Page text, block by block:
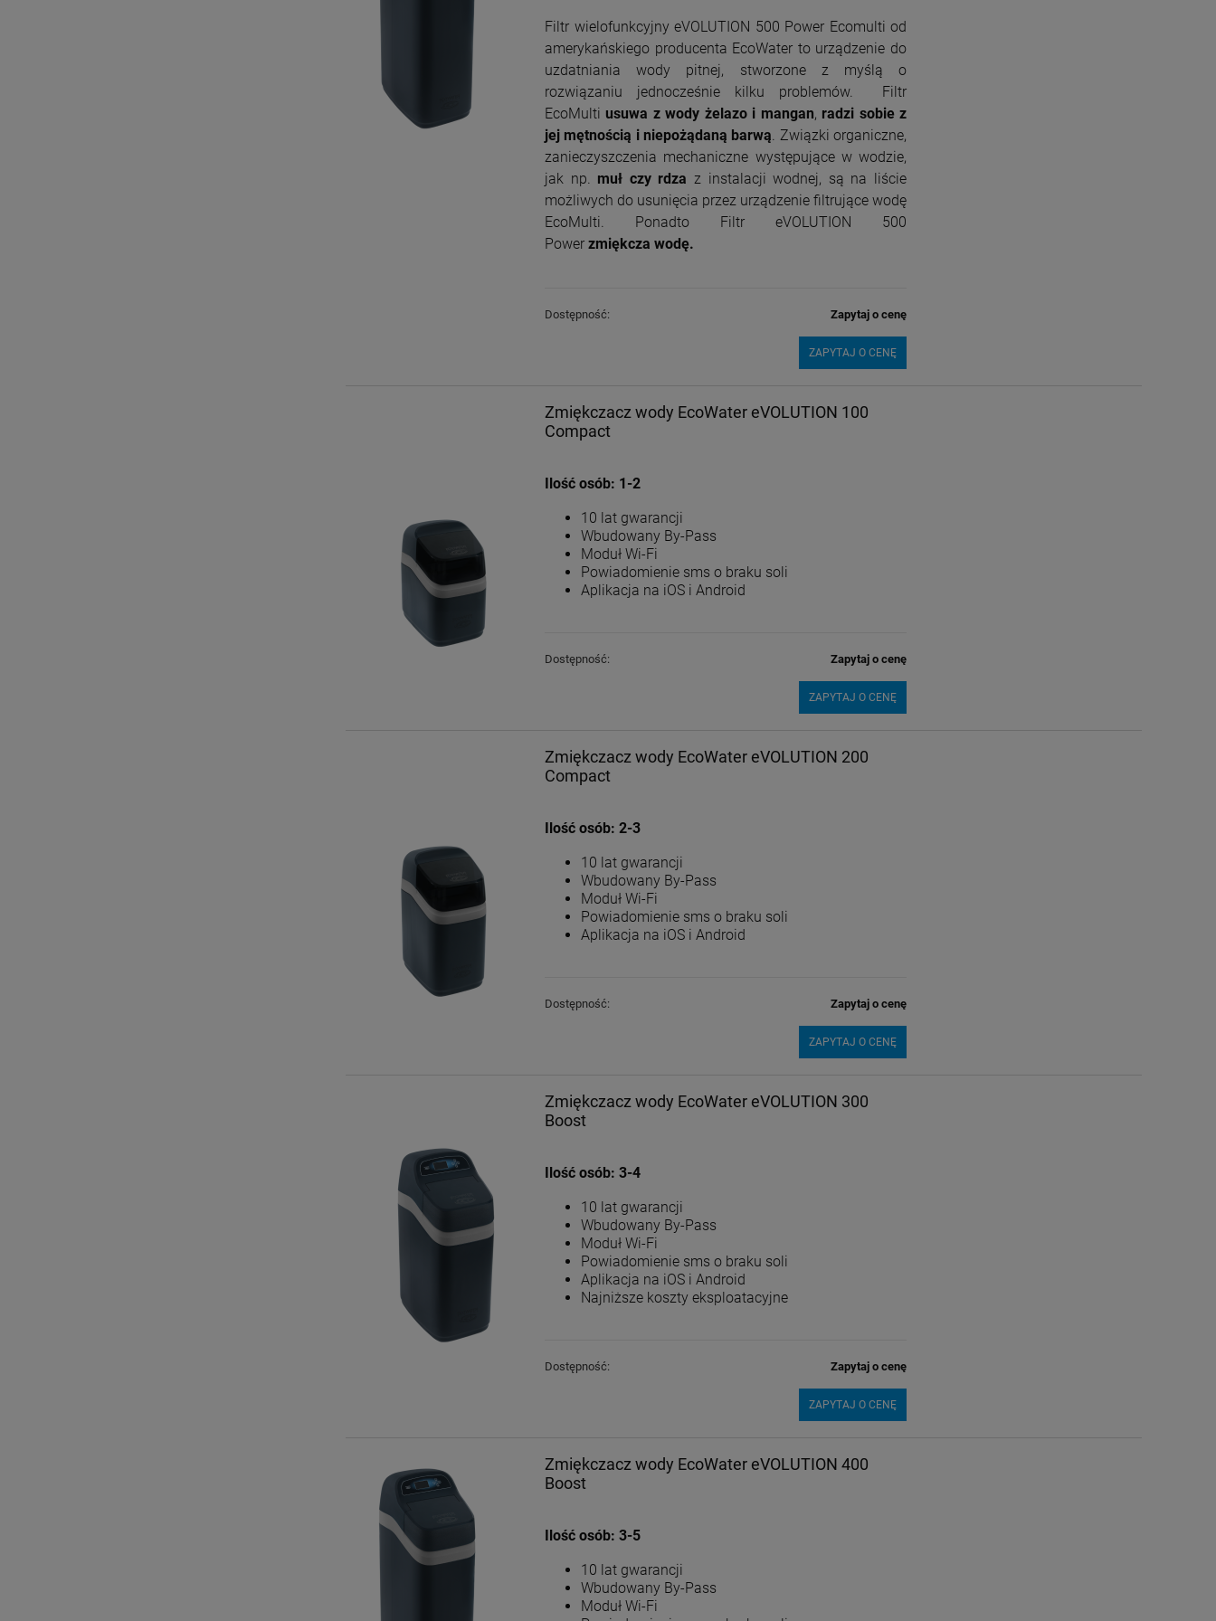
Filtr wielofunkcyjny eVOLUTION 500 Power Ecomulti od
amerykańskiego producenta EcoWater to urządzenie do
uzdatniania wody pitnej, stworzone z myślą o
rozwiązaniu jednocześnie kilku problemów. Filtr
EcoMulti usuwa z wody żelazo i mangan, radzi sobie z
jej mętnością i niepożądaną barwą. Związki organiczne,
zanieczyszczenia mechaniczne występujące w wodzie,
jak np. muł czy rdza z instalacji wodnej, są na liście
możliwych do usunięcia przez urządzenie filtrujące wodę
EcoMulti. Ponadto Filtr eVOLUTION 500
Power zmiękcza wodę.
Dostępność: Zapytaj o cenę
ZAPYTAJ O CENĘ
Zmiękczacz wody EcoWater eVOLUTION 100
Compact
Ilość osób: 1-2
10 lat gwarancji
Wbudowany By-Pass
Moduł Wi-Fi
Powiadomienie sms o braku soli
Aplikacja na iOS i Android
Dostępność: Zapytaj o cenę
ZAPYTAJ O CENĘ
Zmiękczacz wody EcoWater eVOLUTION 200
Compact
Ilość osób: 2-3
10 lat gwarancji
Wbudowany By-Pass
Moduł Wi-Fi
Powiadomienie sms o braku soli
Aplikacja na iOS i Android
Dostępność: Zapytaj o cenę
ZAPYTAJ O CENĘ
Zmiękczacz wody EcoWater eVOLUTION 300
Boost
Ilość osób: 3-4
10 lat gwarancji
Wbudowany By-Pass
Moduł Wi-Fi
Powiadomienie sms o braku soli
Aplikacja na iOS i Android
Najniższe koszty eksploatacyjne
Dostępność: Zapytaj o cenę
ZAPYTAJ O CENĘ
Zmiękczacz wody EcoWater eVOLUTION 400
Boost
Ilość osób: 3-5
10 lat gwarancji
Wbudowany By-Pass
Moduł Wi-Fi